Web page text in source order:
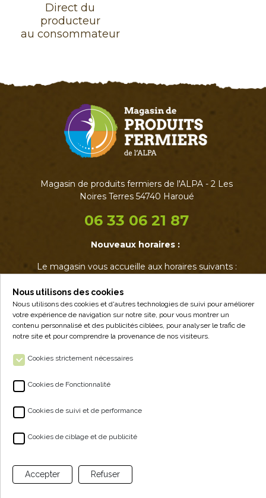
Direct du
producteur
au consommateur
Magasin de produits fermiers de l'ALPA - 2 Les
Noires Terres 54740 Haroué
06 33 06 21 87
Nouveaux horaires :
Le magasin vous accueille aux horaires suivants :
• Jeudi : 17h - 19h
• Vendredi : 14h - 19h
• Samedi : 9h - 12h30
ALPA - VENTE À LA FERME
ESPACE CLIENT
Nous utilisons des cookies
Nous utilisons des cookies et d'autres technologies de suivi pour améliorer
votre expérience de navigation sur notre site, pour vous montrer un
contenu personnalisé et des publicités ciblées, pour analyser le trafic de
notre site et pour comprendre la provenance de nos visiteurs.
Cookies strictement nécessaires
Cookies de Fonctionnalité
Cookies de suivi et de performance
Cookies de ciblage et de publicité
Accepter Refuser